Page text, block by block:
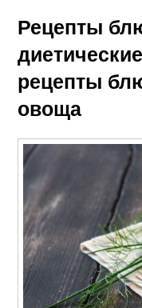
Рецепты
рецепты
овоща